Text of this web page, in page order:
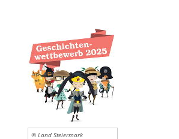
© Land Steiermark